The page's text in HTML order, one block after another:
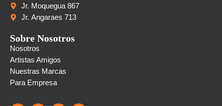
Jr. Moquegua 867
Jr. Angaraes 713
Sobre Nosotros
Nosotros
Artistas Amigos
Nuestras Marcas
Para Empresa